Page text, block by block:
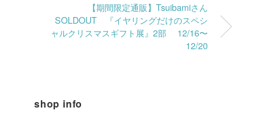
【期間限定通販】Tsuibamiさん
SOLDOUT 『イヤリングだけのスペシ
ャルクリスマスギフト展』2部 12/16〜
12/20
shop info